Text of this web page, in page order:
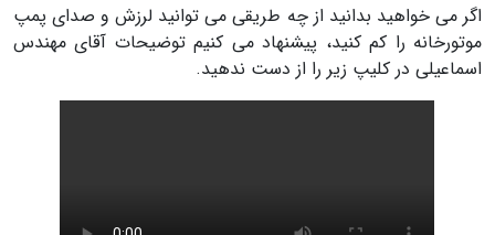
اگر می خواهید بدانید از چه طریقی می توانید لرزش و صدای پمپ
موتورخانه را کم کنید، پیشنهاد می کنیم توضیحات آقای مهندس
اسماعیلی در کلیپ زیر را از دست ندهید.